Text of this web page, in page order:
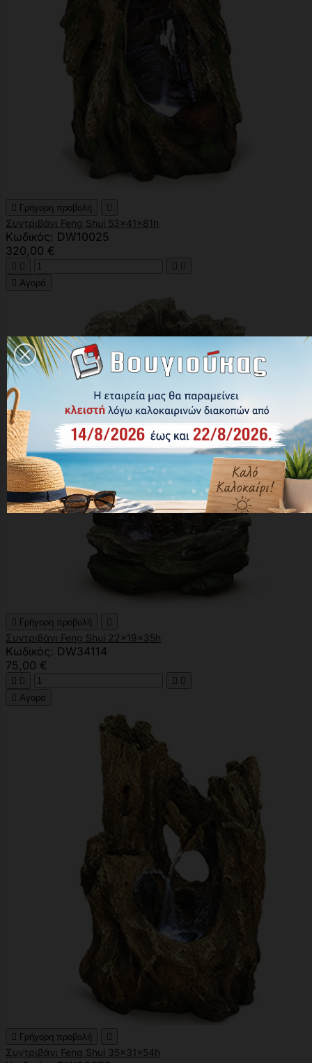
 Γρήγορη προβολή 
Συντριβάνι Feng Shui 53x41x81h
Κωδικός: DW10025
320,00 €
   
 Αγορά
 Γρήγορη προβολή 
Συντριβάνι Feng Shui 22x19x35h
Κωδικός: DW34114
75,00 €
   
 Αγορά
 Γρήγορη προβολή 
Συντριβάνι Feng Shui 35x31x54h